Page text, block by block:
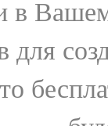
в
для